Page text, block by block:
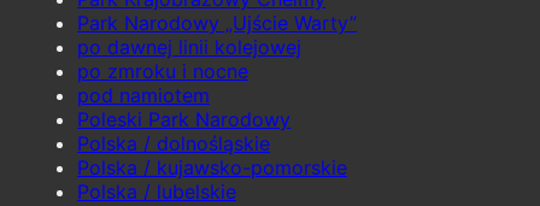
Park Narodowy „Ujście Warty”
po dawnej linii kolejowej
po zmroku i nocne
pod namiotem
Poleski Park Narodowy
Polska / dolnośląskie
Polska / kujawsko-pomorskie
Polska / lubelskie